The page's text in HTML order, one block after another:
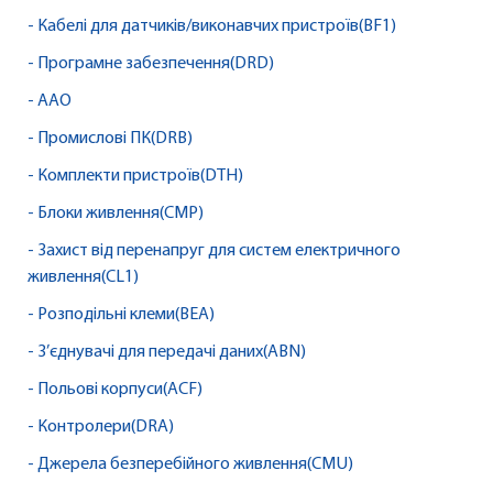
- Кабелі для датчиків/виконавчих пристроїв(BF1)
- Програмне забезпечення(DRD)
- AAO
- Промислові ПК(DRB)
- Комплекти пристроїв(DTH)
- Блоки живлення(CMP)
- Захист від перенапруг для систем електричного
живлення(CL1)
- Розподільні клеми(BEA)
- З’єднувачі для передачі даних(ABN)
- Польові корпуси(ACF)
- Контролери(DRA)
- Джерела безперебійного живлення(CMU)